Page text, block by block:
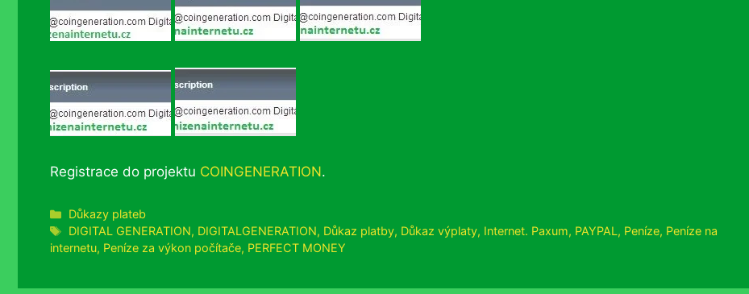
Registrace do projektu COINGENERATION.
Rubriky
Důkazy plateb
Štítky
DIGITAL GENERATION, DIGITALGENERATION, Důkaz platby, Důkaz výplaty, Internet. Paxum, PAYPAL, Peníze, Peníze na
internetu, Peníze za výkon počítače, PERFECT MONEY